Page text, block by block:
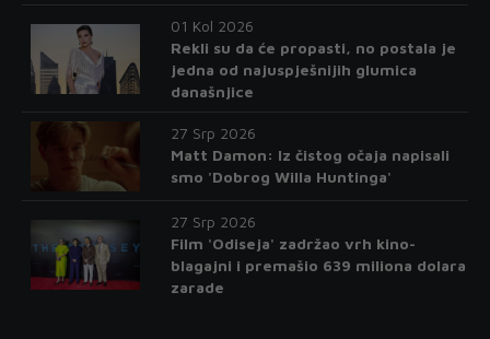
01 Kol 2026
Rekli su da će propasti, no postala je
jedna od najuspješnijih glumica
današnjice
27 Srp 2026
Matt Damon: Iz čistog očaja napisali
smo 'Dobrog Willa Huntinga'
27 Srp 2026
Film 'Odiseja' zadržao vrh kino-
blagajni i premašio 639 miliona dolara
zarade